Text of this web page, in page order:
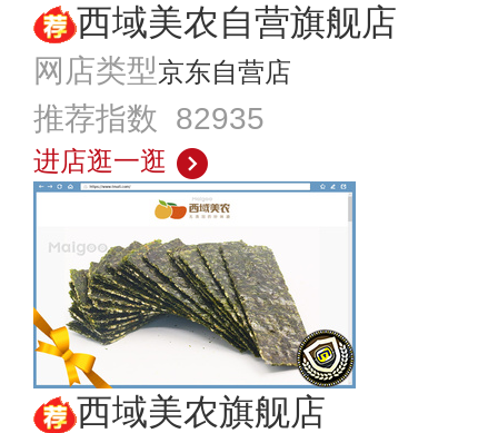
西域美农自营旗舰店
网店类型京东自营店
推荐指数 82935
进店逛一逛
西域美农旗舰店